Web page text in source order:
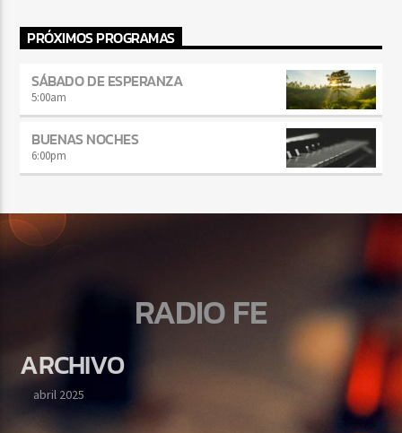
PRÓXIMOS PROGRAMAS
SÁBADO DE ESPERANZA
5:00am
BUENAS NOCHES
6:00pm
RADIO FE
ARCHIVO
abril 2025